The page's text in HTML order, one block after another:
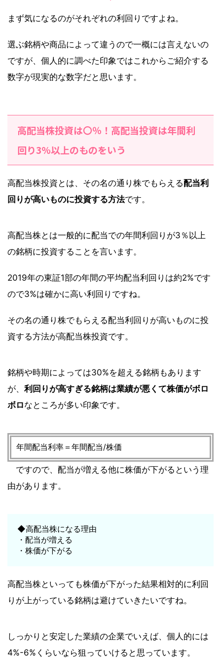
まず気になるのがそれぞれの利回りですよね。
選ぶ銘柄や商品によって違うので一概には言えないの
ですが、個人的に調べた印象ではこれからご紹介する
数字が現実的な数字だと思います。
高配当株投資は〇％！高配当投資は年間利
回り3%以上のものをいう
高配当株投資とは、その名の通り株でもらえる配当利
回りが高いものに投資する方法です。
高配当株とは一般的に配当での年間利回りが3％以上
の銘柄に投資することを言います。
2019年の東証1部の年間の平均配当利回りは約2%です
ので3%は確かに高い利回りですね。
その名の通り株でもらえる配当利回りが高いものに投
資する方法が高配当株投資です。
銘柄や時期によっては30%を超える銘柄もあります
が、 利回りが高すぎる銘柄は業績が悪くて株価がボロ
ボロなところが多い印象です。
年間配当利率＝年間配当/株価
ですので、配当が増える他に株価が下がるという理
由があります。
◆高配当株になる理由
・配当が増える
・株価が下がる
高配当株といっても株価が下がった結果相対的に利回
りが上がっている銘柄は避けていきたいですね。
しっかりと安定した業績の企業でいえば、個人的には
4%-6%くらいなら狙っていけると思っています。